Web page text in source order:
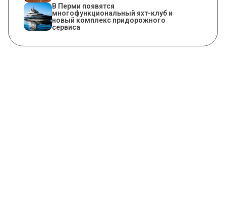
В Перми появятся
многофункциональный яхт-клуб и
новый комплекс придорожного
сервиса